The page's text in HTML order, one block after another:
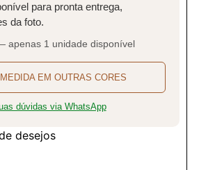
para pronta entrega,
da foto.
apenas 1 unidade disponível
EM OUTRAS CORES
dúvidas via WhatsApp
desejos